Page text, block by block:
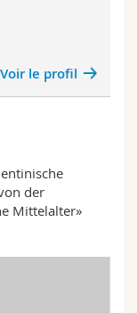
Voir le profil
der
Mittelalter»